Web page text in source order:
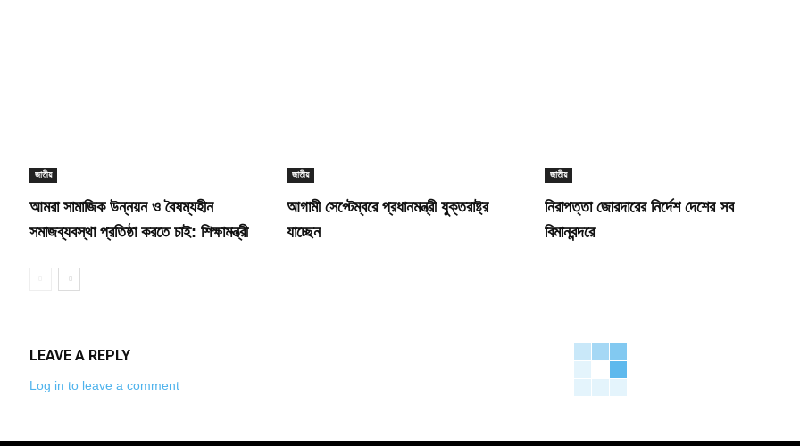
জাতীয়
আমরা সামাজিক উন্নয়ন ও বৈষম্যহীন
সমাজব্যবস্থা প্রতিষ্ঠা করতে চাই: শিক্ষামন্ত্রী
জাতীয়
আগামী সেপ্টেম্বরে প্রধানমন্ত্রী যুক্তরাষ্ট্র
যাচ্ছেন
জাতীয়
নিরাপত্তা জোরদারের নির্দেশ দেশের সব
বিমানবন্দরে
LEAVE A REPLY
Log in to leave a comment